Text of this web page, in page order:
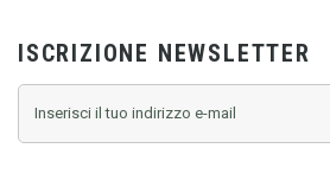
ISCRIZIONE NEWSLETTER